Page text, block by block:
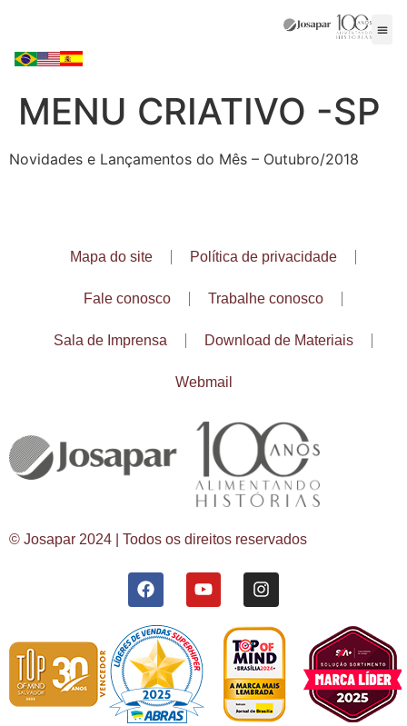
MENU CRIATIVO -SP
Novidades e Lançamentos do Mês – Outubro/2018
Mapa do site Política de privacidade
Fale conosco Trabalhe conosco
Sala de Imprensa Download de Materiais
Webmail
© Josapar 2024 | Todos os direitos reservados